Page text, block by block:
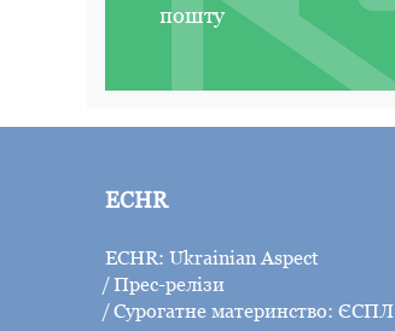
пошту
ECHR
ECHR: Ukrainian Aspect
Прес-релізи
Сурогатне материнство: ЄСПЛ